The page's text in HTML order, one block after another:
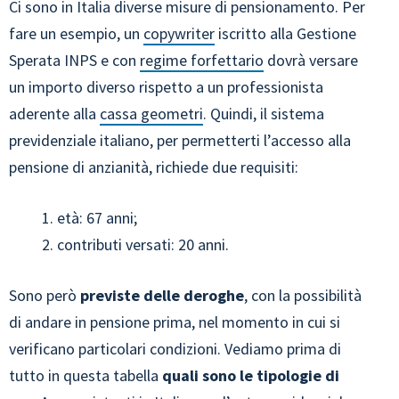
Ci sono in Italia diverse misure di pensionamento. Per
fare un esempio, un copywriter iscritto alla Gestione
Sperata INPS e con regime forfettario dovrà versare
un importo diverso rispetto a un professionista
aderente alla cassa geometri. Quindi, il sistema
previdenziale italiano, per permetterti l’accesso alla
pensione di anzianità, richiede due requisiti:
età: 67 anni;
contributi versati: 20 anni.
Sono però previste delle deroghe, con la possibilità
di andare in pensione prima, nel momento in cui si
verificano particolari condizioni. Vediamo prima di
tutto in questa tabella quali sono le tipologie di